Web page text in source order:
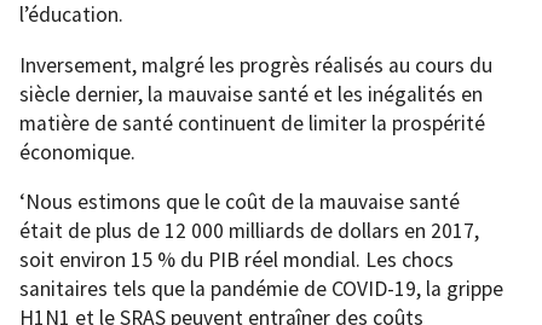
l’éducation.
Inversement, malgré les progrès réalisés au cours du
siècle dernier, la mauvaise santé et les inégalités en
matière de santé continuent de limiter la prospérité
économique.
‘Nous estimons que le coût de la mauvaise santé
était de plus de 12 000 milliards de dollars en 2017,
soit environ 15 % du PIB réel mondial. Les chocs
sanitaires tels que la pandémie de COVID-19, la grippe
H1N1 et le SRAS peuvent entraîner des coûts